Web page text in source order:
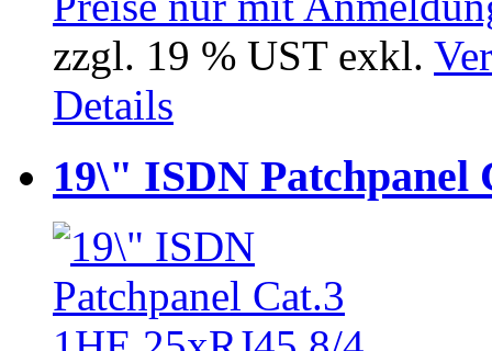
zzgl. 19 % UST exkl.
Details
19\" ISDN Patchpanel